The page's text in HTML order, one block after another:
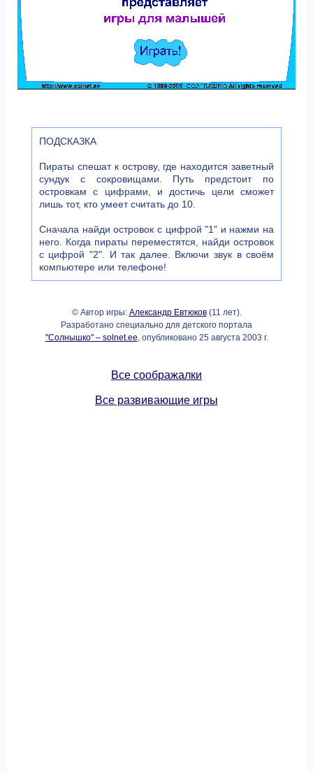
ПОДСКАЗКА
Пираты спешат к острову, где находится заветный
сундук с сокровищами. Путь предстоит по
островкам с цифрами, и достичь цели сможет
лишь тот, кто умеет считать до 10.
Сначала найди островок с цифрой "1" и нажми на
него. Когда пираты переместятся, найди островок
с цифрой "2". И так далее. Включи звук в своём
компьютере или телефоне!
© Автор игры: Александр Евтюков(11 лет).
Разработано специально для детского портала
"Солнышко" – solnet.ee , опубликовано 25 августа 2003 г.
Все соображалки
Все развивающие игры